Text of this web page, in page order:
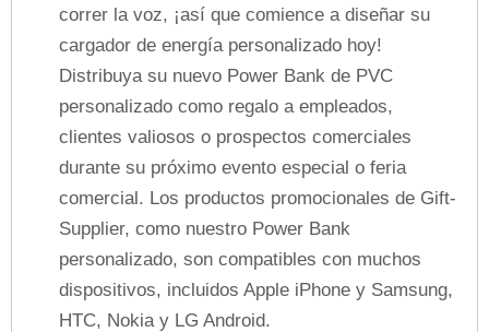
correr la voz, ¡así que comience a diseñar su
cargador de energía personalizado hoy!
Distribuya su nuevo Power Bank de PVC
personalizado como regalo a empleados,
clientes valiosos o prospectos comerciales
durante su próximo evento especial o feria
comercial. Los productos promocionales de Gift-
Supplier, como nuestro Power Bank
personalizado, son compatibles con muchos
dispositivos, incluidos Apple iPhone y Samsung,
HTC, Nokia y LG Android.